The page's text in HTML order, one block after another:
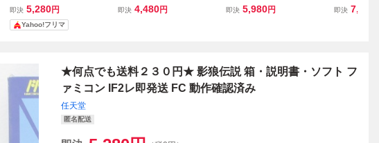
説明書有り
即決 5,280円
Yahoo!フリマ
き FC ファミコン レ
即決 4,480円
★完品！ドラゴンスピリ
即決 5,980円
ミコンソフ
即決 7,359
★何点でも送料２３０円★ 影狼伝説 箱・説明書・ソフト フ
ァミコン IF2レ即発送 FC 動作確認済み
任天堂
匿名配送